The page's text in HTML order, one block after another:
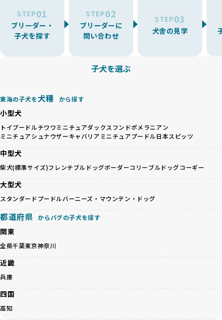
BreederFamiliesでは、アニマルウェルフェアを最優先に考
えた6つの絶対基準と12の総合基準を設定しています。これに
ことを徹底しています。
BreederFamiliesでは、以下の6項目を必須条件とし、これら
基づいた責任あるブリーディングを確保しています。
さらに、健康管理、社会性の育成、遺伝子検査、食事や運動
の質など、ワンちゃんの心身に配慮した飼育環境が整ってい
るかを評価する12項目の総合基準を設けています。これによ
り、より高い基準をクリアしたブリーダーだけを厳選してい
ます。
良ブリーダーのみが登録されています。
BreederFamiliesでは、法令に準拠するだけでなく、ワンち
のみを厳選しています。これにより、ユーザーの皆さんに安
心して選べる選択肢を提供しています。
「BreederFamilesのワンちゃんに優しい18の評価基準」は
こちら
接のヒアリング、現地確認を通じて厳しく評価しています。
このプロセスにより、育成環境や健康管理だけでなく、ブリ
さらに、こうした評価結果は透明性を持って公開されている
ため、どのブリーダーを選んでも安心して子犬をお迎えいた
たりストレスを抱えたりするリスクが高まります。
「少数の犬種に集中」の詳細はこちら
すが、無計画な交配には健康リスクが伴います。異なる犬種
の特徴を持つことで予測しにくい健康問題が発生する可能性
が高く、診断や治療も複雑化する場合があります。また、ミ
待する理想と現実が大きく異なることも少なくありません。
健康と性格を次世代に引き継ぐために、ミックス犬の繁殖を
避けます。無計画な交配がもたらすリスクを理解し、飼い主
への十分な説明とアフターフォローを確保できる範囲での繁
殖を徹底しているのです。
一方、営利優先ブリーダーは流行や需要に応じて安易にミッ
クス犬を繁殖し、健康管理や飼い主への配慮が不十分なこと
が多く見受けられます。場合によっては、チワワ×ハスキー
等体格の異なるリスクの高い交配を行うこともあります。
「ミックス犬を繁殖しない」の詳細はこちら
ペットショップやペットオークションは、流通過程でワンち
ゃんが長時間の輸送を強いられたり、狭いケージに閉じ込め
られるなど、心身に大きな負担がかかります。このような環
境は、ストレスや感染リスクを増大させるだけでなく、ワン
ちゃんの社会性や基本的なしつけにも悪影響を与える可能性
があります。
優良ブリーダーは、ワンちゃんの健康と幸せを第一に考え、
ペットショップやオークションを介さずに直接飼い主に渡す
ことを大切にしています。また、彼らはお迎え先を自身で確
認し、ワンちゃんが安心して暮らせる環境を整えるために直
STEP01
ブリーダー・
子犬を探す
STEP02
ブリーダーに
問い合わせ
STEP03
犬舎の見学
子犬を選ぶ
東海の子犬を犬種 から探す
小型犬
トイプードルチワワミニチュアダックスフンドポメラニアン
ミニチュアシュナウザーキャバリア ミニチュアプードル日本スピッツ
中型犬
柴犬(標準サイズ)フレンチブルドッグボーダーコリーブルドッグコーギー
大型犬
スタンダードプードルバーニーズ・マウンテン・ドッグ
都道府県 からパグの子犬を探す
関東
全県千葉東京神奈川
近畿
兵庫
四国
高知